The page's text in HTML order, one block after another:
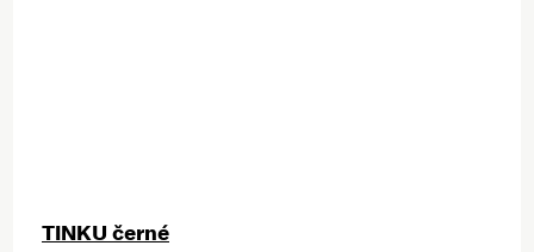
TINKU černé